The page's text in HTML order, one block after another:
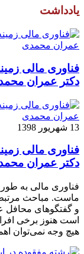
یادداشت
فناوری مالی
دکتر عمران
13 شهریور 1398
فناوری مالی
دکتر عمران
فناوری مالی به
ماست. مباحث مرتبط
و گفتگوهای محافل
است هنوز برخی
هیچ وجه نمی‌توان